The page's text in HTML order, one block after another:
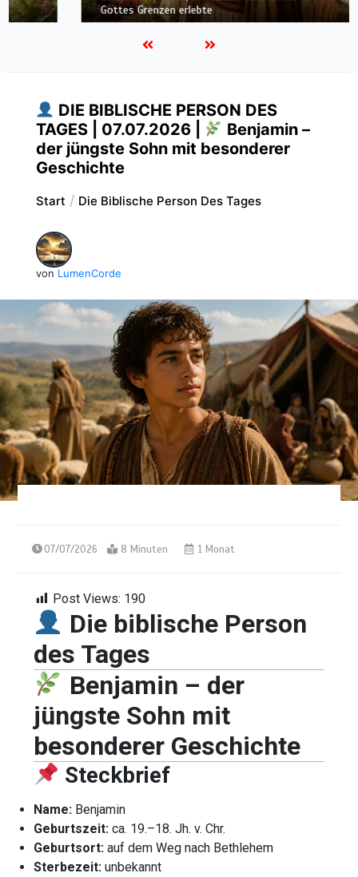
Gottes Grenzen erlebte
DIE BIBLISCHE PERSON DES
TAGES | 07.07.2026 |
Benjamin –
der jüngste Sohn mit besonderer
Geschichte
Start Die Biblische Person Des Tages
von LumenCorde
07/07/2026 8 Minuten 1 Monat
Post Views: 190
Die biblische Person
des Tages
Benjamin – der
jüngste Sohn mit
besonderer Geschichte
Steckbrief
Name: Benjamin
Geburtszeit: ca. 19.–18. Jh. v. Chr.
Geburtsort: auf dem Weg nach Bethlehem
Sterbezeit: unbekannt